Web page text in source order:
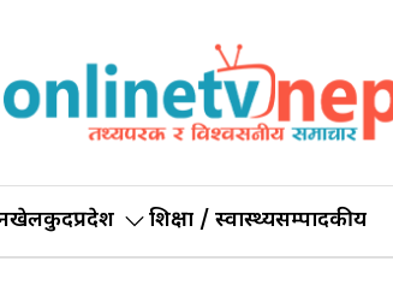
खेलकुदप्रदेश शिक्षा / स्वास्थ्यसम्पादकीय